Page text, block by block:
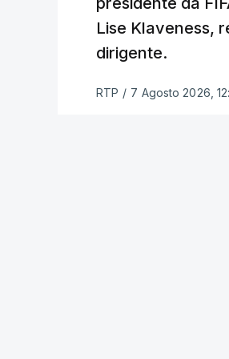
indireto, acontece”,
Nesse sentido,
Lise Klaveness,
dirigente.
RTP / 7 Agosto 2026,